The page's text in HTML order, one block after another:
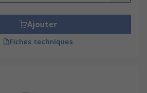
Ajouter
Fiches techniques